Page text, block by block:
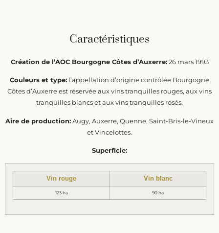
Caractéristiques
Création de l’AOC Bourgogne Côtes d’Auxerre:26 mars 1993
Couleurs et type: l’appellation d’origine contrôlée Bourgogne
Côtes d’Auxerre est réservée aux vins tranquilles rouges, aux vins
tranquilles blancs et aux vins tranquilles rosés.
Aire de production:Augy, Auxerre, Quenne, Saint-Bris-le-Vineux
et Vincelottes.
Superficie:
Vin rouge Vin blanc
123 ha 90 ha